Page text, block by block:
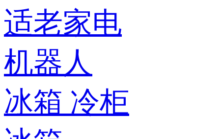
适老家电
机器人
冰箱 冷柜